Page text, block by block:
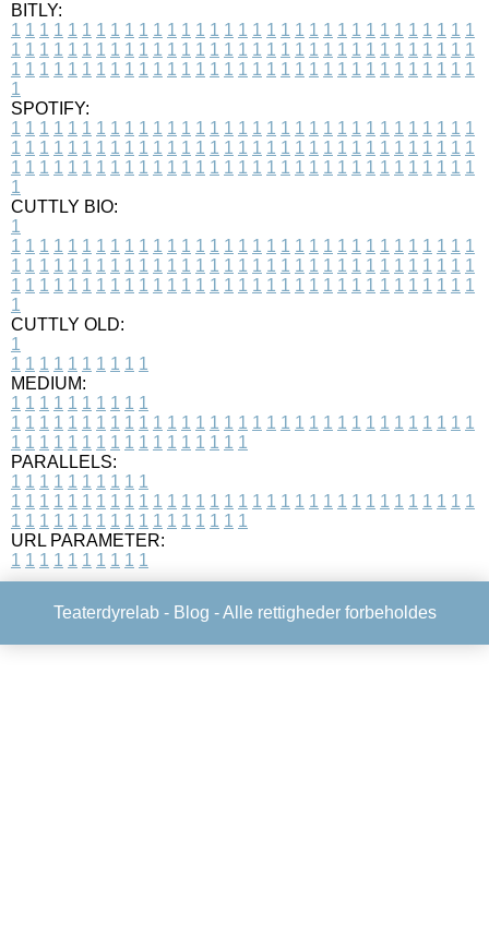
BITLY:
1 1 1 1 1 1 1 1 1 1 1 1 1 1 1 1 1 1 1 1 1 1 1 1 1 1 1 1 1 1 1 1 1
1 1 1 1 1 1 1 1 1 1 1 1 1 1 1 1 1 1 1 1 1 1 1 1 1 1 1 1 1 1 1 1 1
1 1 1 1 1 1 1 1 1 1 1 1 1 1 1 1 1 1 1 1 1 1 1 1 1 1 1 1 1 1 1 1 1
1
SPOTIFY:
1 1 1 1 1 1 1 1 1 1 1 1 1 1 1 1 1 1 1 1 1 1 1 1 1 1 1 1 1 1 1 1 1
1 1 1 1 1 1 1 1 1 1 1 1 1 1 1 1 1 1 1 1 1 1 1 1 1 1 1 1 1 1 1 1 1
1 1 1 1 1 1 1 1 1 1 1 1 1 1 1 1 1 1 1 1 1 1 1 1 1 1 1 1 1 1 1 1 1
1
CUTTLY BIO:
1
1 1 1 1 1 1 1 1 1 1 1 1 1 1 1 1 1 1 1 1 1 1 1 1 1 1 1 1 1 1 1 1 1
1 1 1 1 1 1 1 1 1 1 1 1 1 1 1 1 1 1 1 1 1 1 1 1 1 1 1 1 1 1 1 1 1
1 1 1 1 1 1 1 1 1 1 1 1 1 1 1 1 1 1 1 1 1 1 1 1 1 1 1 1 1 1 1 1 1
1
CUTTLY OLD:
1
1 1 1 1 1 1 1 1 1 1
MEDIUM:
1 1 1 1 1 1 1 1 1 1
1 1 1 1 1 1 1 1 1 1 1 1 1 1 1 1 1 1 1 1 1 1 1 1 1 1 1 1 1 1 1 1 1
1 1 1 1 1 1 1 1 1 1 1 1 1 1 1 1 1
PARALLELS:
1 1 1 1 1 1 1 1 1 1
1 1 1 1 1 1 1 1 1 1 1 1 1 1 1 1 1 1 1 1 1 1 1 1 1 1 1 1 1 1 1 1 1
1 1 1 1 1 1 1 1 1 1 1 1 1 1 1 1 1
URL PARAMETER:
1 1 1 1 1 1 1 1 1 1
Teaterdyrelab - Blog - Alle rettigheder forbeholdes